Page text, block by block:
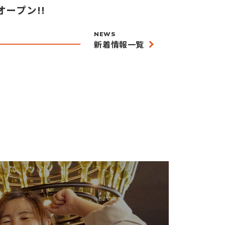
ープン!!
NEWS
新着情報一覧